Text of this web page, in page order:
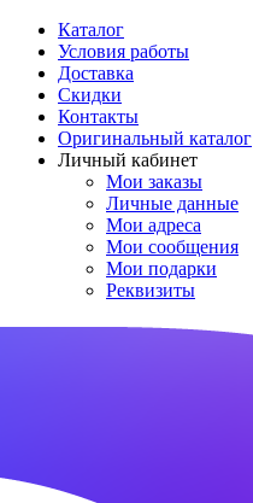
Каталог
Условия работы
Доставка
Скидки
Контакты
Оригинальный каталог
Личный кабинет
Мои заказы
Личные данные
Мои адреса
Мои сообщения
Мои подарки
Реквизиты